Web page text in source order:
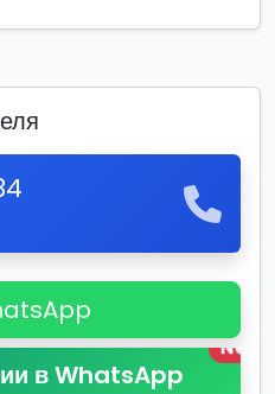
в WhatsApp
New